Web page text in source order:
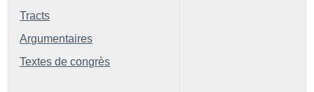
Tracts
Argumentaires
Textes de congrès